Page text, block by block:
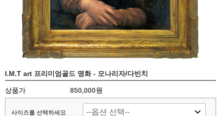
I.M.T art 프리미엄골드 명화 - 모나리자/다빈치
상품가 850,000원
사이즈를 선택하세요